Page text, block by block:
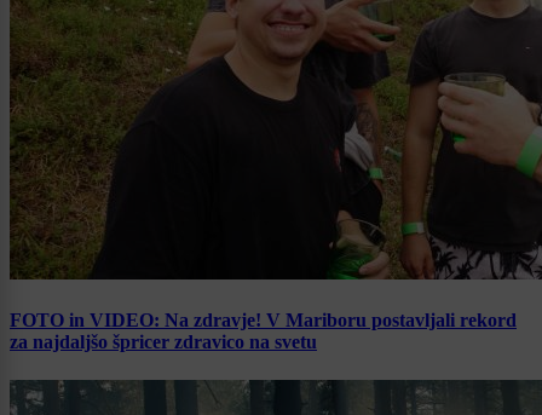
FOTO in VIDEO: Na zdravje! V Mariboru postavljali rekord
za najdaljšo špricer zdravico na svetu